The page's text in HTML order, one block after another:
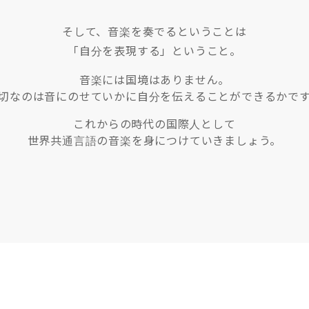
そして、音楽を奏でるということは
「自分を表現する」ということ。
音楽には国境はありません。
なのは音にのせていかに自分を伝えることができるかで
これからの時代の国際人として
世界共通言語の音楽を身につけていきましょう。